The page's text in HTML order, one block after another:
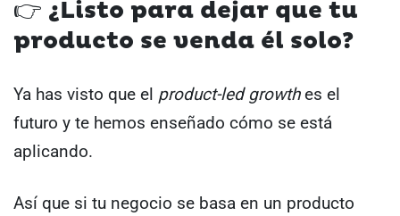
👉 ¿Listo para dejar que tu
producto se venda él solo?
Ya has visto que el product-led growthes el
futuro y te hemos enseñado cómo se está
aplicando.
Así que si tu negocio se basa en un producto